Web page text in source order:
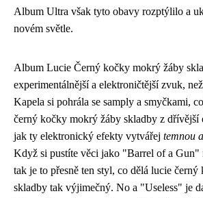
Album Ultra však tyto obavy rozptýlilo a
novém světle.
Album Lucie Černý kočky mokrý žáby
experimentálnější a elektroničtější zvuk,
Kapela si pohrála se samply a smyčkami,
černý kočky mokrý žáby skladby z dřívější
jak ty elektronický efekty vytvářej temnou
Když si pustíte věci jako "Barrel of a
tak je to přesně ten styl, co dělá lucie
skladby tak výjimečný. No a "Useless" je